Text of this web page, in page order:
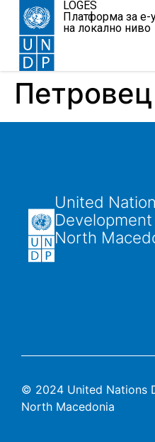
LOGES
Платформа за е-
на локално ниво
Петровец
United
North
© 2024 United Nations
North Macedonia